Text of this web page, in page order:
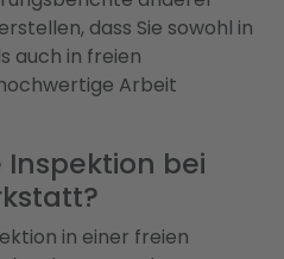
dass Sie sowohl in
auch in freien
Arbeit
bei
in einer freien